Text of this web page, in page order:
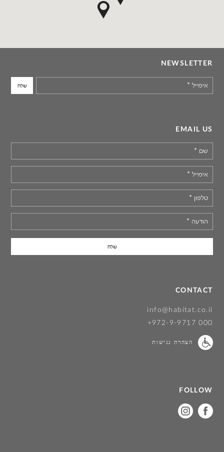
NEWSLETTER
אימייל *
EMAIL US
שם *
אימייל *
טלפון *
הודעה *
CONTACT
info@habitat.co.il
+972-9-9717 000
הצהרת נגישות
FOLLOW
on
on